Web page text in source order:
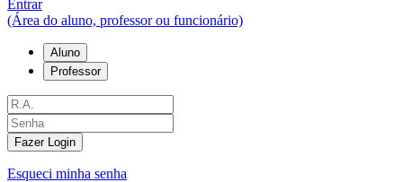
Entrar
(Área do aluno, professor ou funcionário)
Aluno
Professor
Fazer Login
Esqueci minha senha